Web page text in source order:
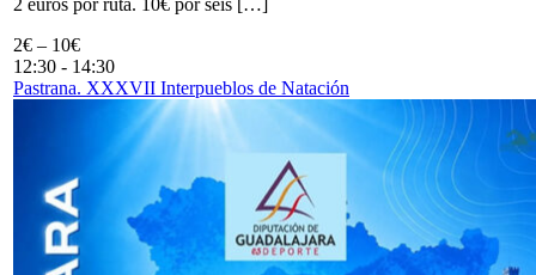
2€ – 10€
12:30 - 14:30
Pastrana. XXXVII Interpueblos de Natación